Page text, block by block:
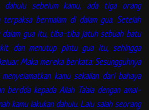
dahulu sebelum kamu, ada tiga orang
terpaksa bermalam di dalam gua. Setelah
dalam gua itu, tiba-tiba jatuh sebuah batu
dan menutup pintu gua itu, sehingga
Maka mereka berkata: Sesungguhnya
kamu sekalian dari bahaya
berdo'a kepada Allah Ta'ala dengan amal-
kamu lakukan dahulu. Lalu salah seorang